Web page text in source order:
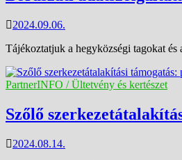
2024.09.06.
Tájékoztatjuk a hegyközségi tagokat
PartnerINFO / Ültetvény és kertészet
Szőlő
2024.08.14.